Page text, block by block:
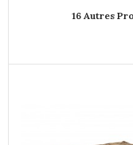
16 Autres